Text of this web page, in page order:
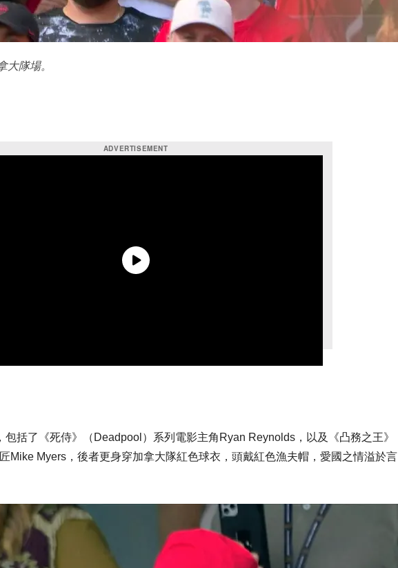
大隊場。
包括了《死侍》（Deadpool）系列電影主角Ryan Reynolds，以及《凸務之王》
Mike Myers，後者更身穿加拿大隊紅色球衣，頭戴紅色漁夫帽，愛國之情溢於言